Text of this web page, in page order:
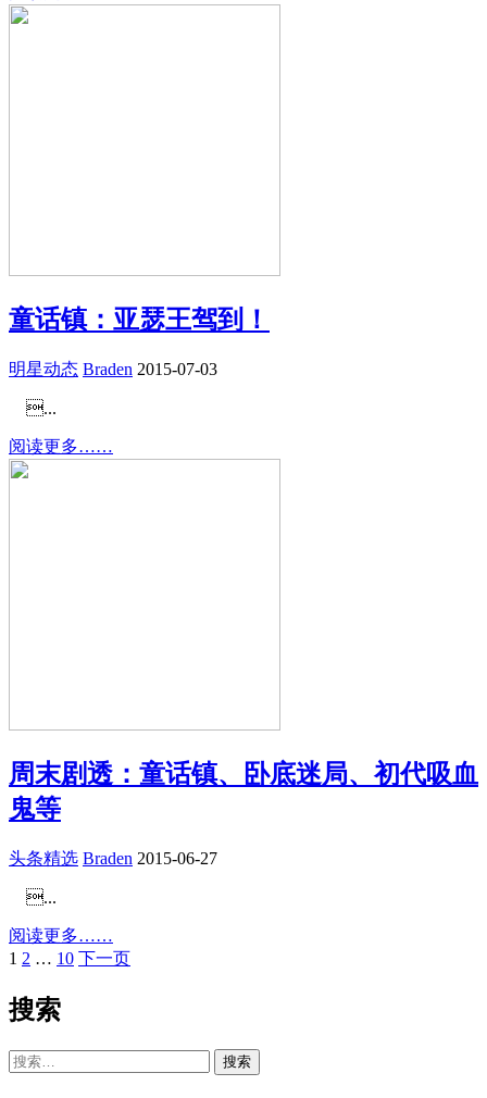
童话镇：亚瑟王驾到！
明星动态 Braden 2015-07-03
...
阅读更多……
周末剧透：童话镇、卧底迷局、初代吸血
鬼等
头条精选 Braden 2015-06-27
...
阅读更多……
文
章
页
1 2 … 10 下一页
搜索
搜